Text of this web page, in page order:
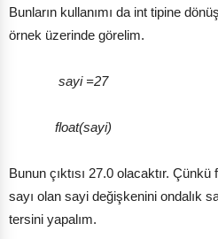
Bunların kullanımı da int tipine
örnek üzerinde görelim.
sayi =27
float(sayi)
Bunun çıktısı 27.0 olacaktır. Çünkü
sayı olan sayi değişkenini ondalık
tersini yapalım.